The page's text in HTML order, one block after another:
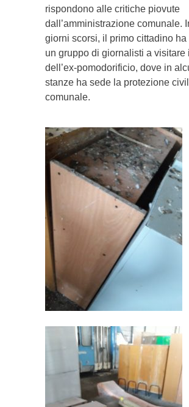
rispondono alle critiche piovute
dall’amministrazione comunale.
giorni scorsi, il primo cittadino ha
un gruppo di giornalisti a visitare
dell’ex-pomodorificio, dove in
stanze ha sede la protezione
comunale.